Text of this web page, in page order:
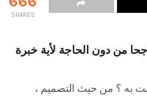
SHARES
من دون الحاجة لأية خبرة
به ؟ من حيث التصميم ،